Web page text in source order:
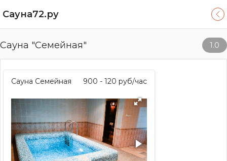
Сауна72.ру
Сауна "Семейная" 1.0
Сауна Семейная 900 - 120 руб/час